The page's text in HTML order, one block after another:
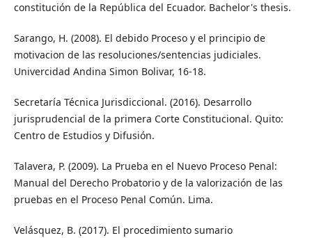
constitución de la República del Ecuador. Bachelor's thesis.
Sarango, H. (2008). El debido Proceso y el principio de
motivacion de las resoluciones/sentencias judiciales.
Univercidad Andina Simon Bolivar, 16-18.
Secretaría Técnica Jurisdiccional. (2016). Desarrollo
jurisprudencial de la primera Corte Constitucional. Quito:
Centro de Estudios y Difusión.
Talavera, P. (2009). La Prueba en el Nuevo Proceso Penal:
Manual del Derecho Probatorio y de la valorización de las
pruebas en el Proceso Penal Común. Lima.
Velásquez, B. (2017). El procedimiento sumario